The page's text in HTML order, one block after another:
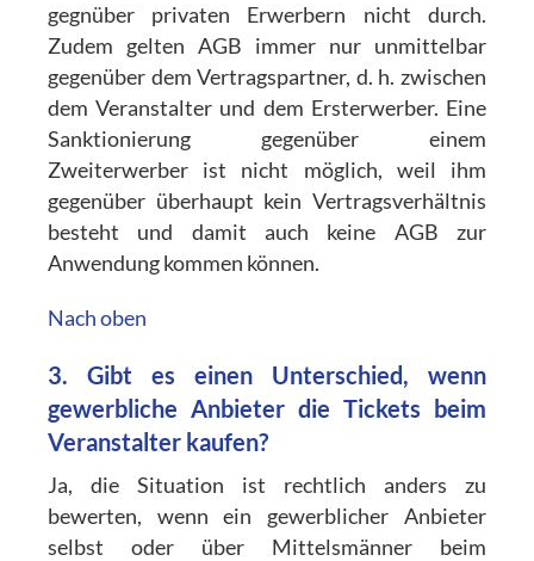
gegnüber privaten Erwerbern nicht durch.
Zudem gelten AGB immer nur unmittelbar
gegenüber dem Vertragspartner, d. h. zwischen
dem Veranstalter und dem Ersterwerber. Eine
Sanktionierung gegenüber einem
Zweiterwerber ist nicht möglich, weil ihm
gegenüber überhaupt kein Vertragsverhältnis
besteht und damit auch keine AGB zur
Anwendung kommen können.
Nach oben
3. Gibt es einen Unterschied, wenn
gewerbliche Anbieter die Tickets beim
Veranstalter kaufen?
Ja, die Situation ist rechtlich anders zu
bewerten, wenn ein gewerblicher Anbieter
selbst oder über Mittelsmänner beim